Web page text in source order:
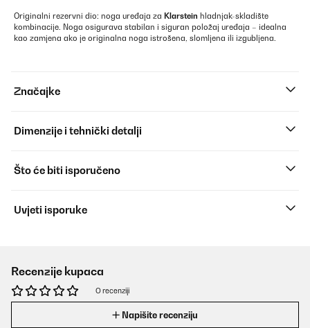
Originalni rezervni dio: noga uređaja za Klarstein hladnjak-skladište
kombinacije. Noga osigurava stabilan i siguran položaj uređaja – idealna
kao zamjena ako je originalna noga istrošena, slomljena ili izgubljena.
Značajke
Dimenzije i tehnički detalji
Što će biti isporučeno
Uvjeti isporuke
Recenzije kupaca
O recenziji
Napišite recenziju